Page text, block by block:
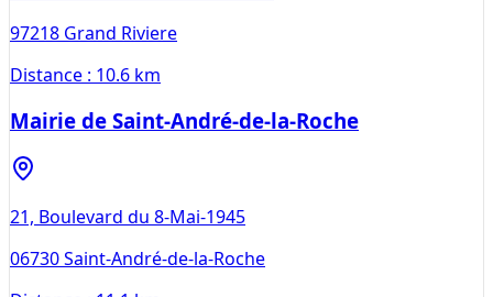
97218 Grand Riviere
Distance : 10.6 km
Mairie de Saint-André-de-la-Roche
21, Boulevard du 8-Mai-1945
06730Saint-André-de-la-Roche